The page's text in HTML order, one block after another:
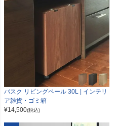
バスク リビングペール 30L | インテリ
ア雑貨・ゴミ箱
¥14,500(税込)